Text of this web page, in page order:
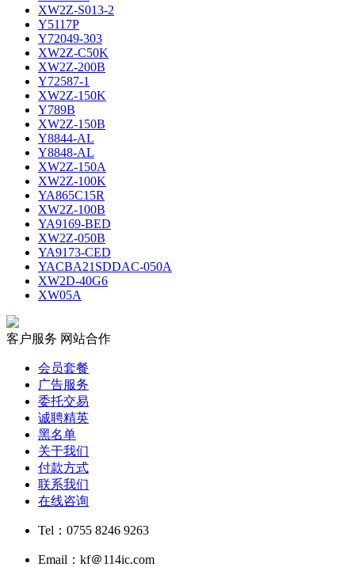
XW2Z-S013-2
Y5117P
Y72049-303
XW2Z-C50K
XW2Z-200B
Y72587-1
XW2Z-150K
Y789B
XW2Z-150B
Y8844-AL
Y8848-AL
XW2Z-150A
XW2Z-100K
YA865C15R
XW2Z-100B
YA9169-BED
XW2Z-050B
YA9173-CED
YACBA21SDDAC-050A
XW2D-40G6
XW05A
客户服务 网站合作
会员套餐
广告服务
委托交易
诚聘精英
黑名单
关于我们
付款方式
联系我们
在线咨询
Tel：0755 8246 9263
Email：kf＠114ic.com